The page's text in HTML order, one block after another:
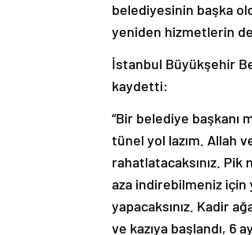
belediyesinin başka
yeniden hizmetlerin
İstanbul Büyükşehir
kaydetti:
“Bir belediye başkanı
tünel yol lazım. Allah
rahatlatacaksınız. Pik
aza indirebilmeniz için
yapacaksınız. Kadir
ve kazıya başlandı, 6